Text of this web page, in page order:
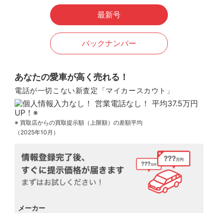
最新号
バックナンバー
あなたの愛車が高く売れる！
電話が一切こない新査定「マイカースカウト」
※ 買取店からの買取提示額（上限額）の差額平均
（2025年10月）
メーカー